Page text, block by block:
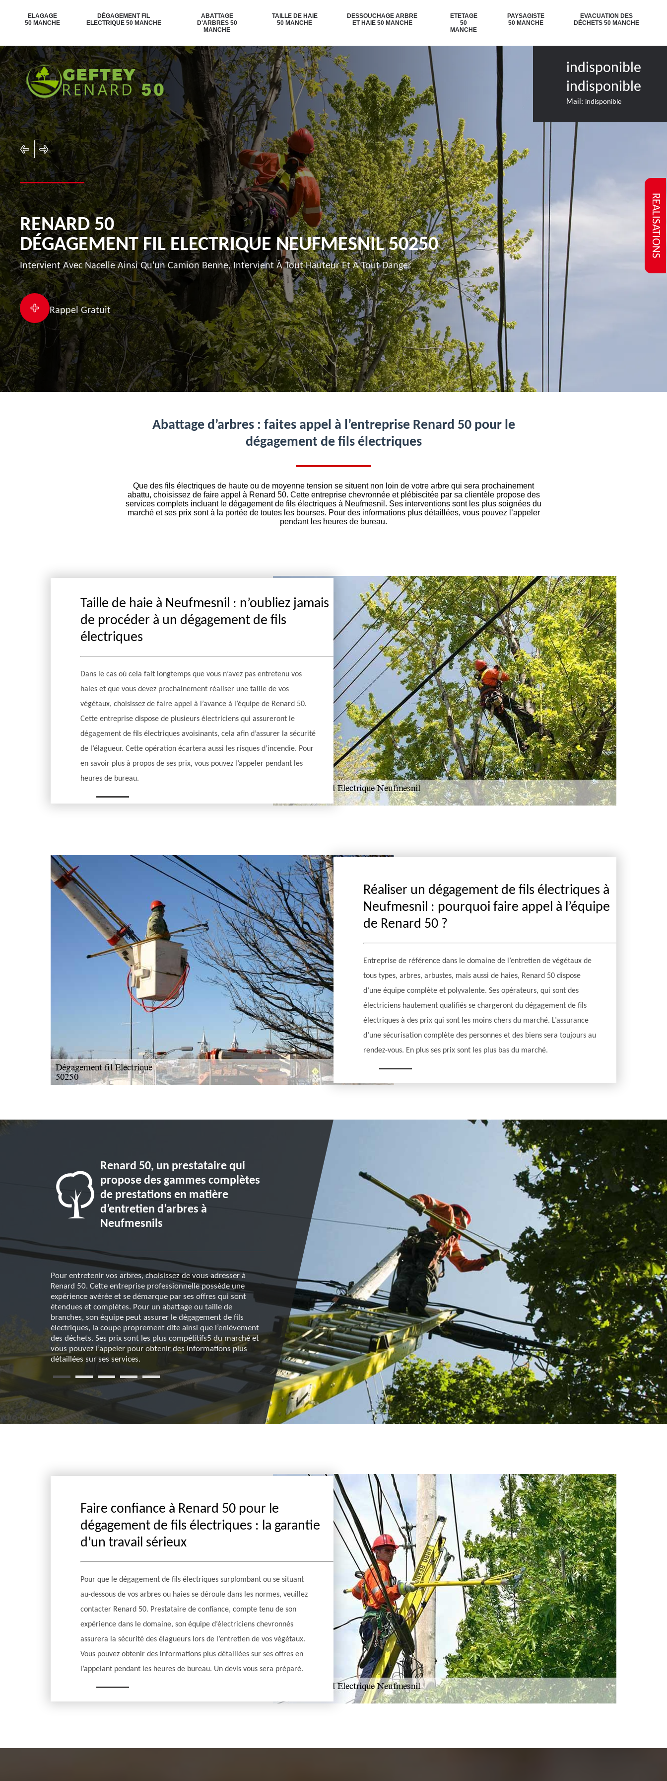
REALISATIONS
ELAGAGE
50 MANCHE
DÉGAGEMENT FIL
ELECTRIQUE 50 MANCHE
ABATTAGE
D'ARBRES 50
MANCHE
TAILLE DE HAIE
50 MANCHE
DESSOUCHAGE ARBRE
ET HAIE 50 MANCHE
ETETAGE
50
MANCHE
PAYSAGISTE
50 MANCHE
EVACUATION DES
DÉCHETS 50 MANCHE
indisponible
indisponible
Mail: indisponible
RENARD 50
DÉGAGEMENT FIL ELECTRIQUE NEUFMESNIL 50250
Intervient Avec Nacelle Ainsi Qu'un Camion Benne, Intervient À Tout Hauteur Et A Tout Danger
Rappel Gratuit
Abattage d’arbres : faites appel à l’entreprise Renard 50 pour le
dégagement de fils électriques
Que des fils électriques de haute ou de moyenne tension se situent non loin de votre arbre qui sera prochainement
abattu, choisissez de faire appel à Renard 50. Cette entreprise chevronnée et plébiscitée par sa clientèle propose des
services complets incluant le dégagement de fils électriques à Neufmesnil. Ses interventions sont les plus soignées du
marché et ses prix sont à la portée de toutes les bourses. Pour des informations plus détaillées, vous pouvez l’appeler
pendant les heures de bureau.
Taille de haie à Neufmesnil : n’oubliez jamais
de procéder à un dégagement de fils
électriques
Dans le cas où cela fait longtemps que vous n’avez pas entretenu vos
haies et que vous devez prochainement réaliser une taille de vos
végétaux, choisissez de faire appel à l’avance à l’équipe de Renard 50.
Cette entreprise dispose de plusieurs électriciens qui assureront le
dégagement de fils électriques avoisinants, cela afin d’assurer la sécurité
de l’élagueur. Cette opération écartera aussi les risques d’incendie. Pour
en savoir plus à propos de ses prix, vous pouvez l’appeler pendant les
heures de bureau.
Réaliser un dégagement de fils électriques à
Neufmesnil : pourquoi faire appel à l’équipe
de Renard 50 ?
Entreprise de référence dans le domaine de l’entretien de végétaux de
tous types, arbres, arbustes, mais aussi de haies, Renard 50 dispose
d’une équipe complète et polyvalente. Ses opérateurs, qui sont des
électriciens hautement qualifiés se chargeront du dégagement de fils
électriques à des prix qui sont les moins chers du marché. L’assurance
d’une sécurisation complète des personnes et des biens sera toujours au
rendez-vous. En plus ses prix sont les plus bas du marché.
d’arbres
Renard 50, un prestataire qui
propose des gammes complètes
de prestations en matière
d’entretien d’arbres à
Neufmesnils
Pour entretenir vos arbres, choisissez de vous adresser à
Renard 50. Cette entreprise professionnelle possède une
expérience avérée et se démarque par ses offres qui sont
étendues et complètes. Pour un abattage ou taille de
branches, son équipe peut assurer le dégagement de fils
électriques, la coupe proprement dite ainsi que l’enlèvement
des déchets. Ses prix sont les plus compétitifs5 du marché et
vous pouvez l’appeler pour obtenir des informations plus
détaillées sur ses services.
Confiez à Renard 50 vos travaux
de taille de haie et les opérations
préalables
Les opérations préalables et indispensables à la taille de haie
incluent le dégagement de fils électriques. Cette opération
demande une compétence particulière et le savoir-faire
d’électriciens chevronnés est requis. Pour cette opération,
choisissez de vous adresser à Renard 50. Elle intervient dans
tout Neufmesnil et propose, outre l’entretien des végétaux, la
sécurisation des lieux et des personnes. Ses conditions
tarifaires sont à la portée de toutes les bourses. Pour
demander un devis, vous pouvez vous adresser à ses chargés
de clientèle.
Réaliser un étêtage à
: confiez à Renard 50 et à
équipe l’intégralité des
prestations
Pour réussir un étêtage à Neufmesnil ou dans ses
choisissez de vous adresser à Renard 50. Pionnier
domaine, il propose des services complets, de
équipe intervient sur plusieurs niveaux, comme le
dégagement de fils électriques, l’étêtage proprement
aussi l’enlèvement des déchets. Ses conditions
les moins chères sur le marché et vous pouvez lui
gratuitement une demande de devis détaillé. Le
vous sera remis gratuitement.
Faire confiance à Renard 50 pour le
dégagement de fils électriques : la garantie
d’un travail sérieux
Pour que le dégagement de fils électriques surplombant ou se situant
au-dessous de vos arbres ou haies se déroule dans les normes, veuillez
contacter Renard 50. Prestataire de confiance, compte tenu de son
expérience dans le domaine, son équipe d’électriciens chevronnés
assurera la sécurité des élagueurs lors de l’entretien de vos végétaux.
Vous pouvez obtenir des informations plus détaillées sur ses offres en
l’appelant pendant les heures de bureau. Un devis vous sera préparé.